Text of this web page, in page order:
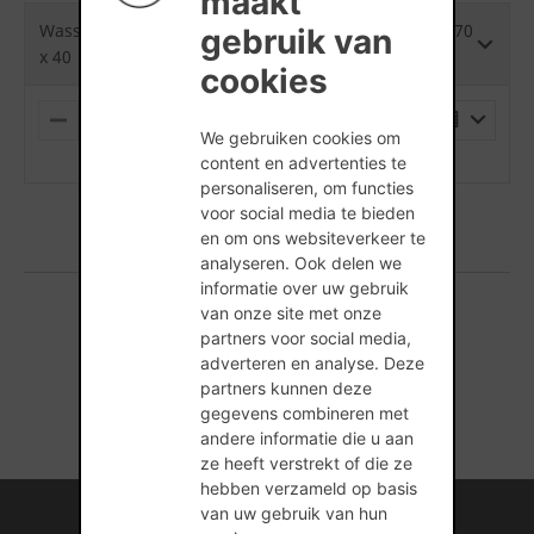
gebruik van
cookies
We gebruiken cookies om
content en advertenties te
personaliseren, om functies
voor social media te bieden
en om ons websiteverkeer te
analyseren. Ook delen we
informatie over uw gebruik
van onze site met onze
partners voor social media,
adverteren en analyse. Deze
partners kunnen deze
gegevens combineren met
andere informatie die u aan
ze heeft verstrekt of die ze
hebben verzameld op basis
van uw gebruik van hun
Wasserstrich Special Suria Grijs Eco-brick LF - 380 x 70
x 40
M
L
U
S
(min. hoeveelheid is 1 Stuks)
1 producten gevonden
Internationale kennis en ervaring